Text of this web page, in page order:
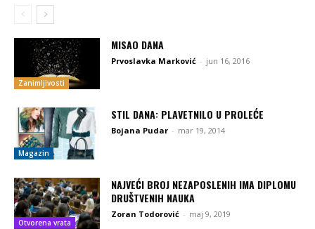
Zanimljivosti
MISAO DANA
Prvoslavka Marković - jun 16, 2016
Magazin
STIL DANA: PLAVETNILO U PROLEĆE
Bojana Pudar - mar 19, 2014
Otvorena vrata
NAJVEĆI BROJ NEZAPOSLENIH IMA DIPLOMU
DRUŠTVENIH NAUKA
Zoran Todorović - maj 9, 2019